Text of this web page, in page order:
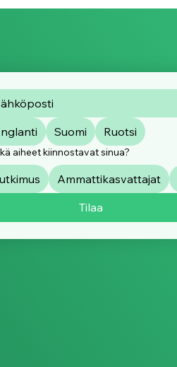
Suomi Ruotsi
aiheet kiinnostavat sinua?
Ammattikasvattajat
Tilaa